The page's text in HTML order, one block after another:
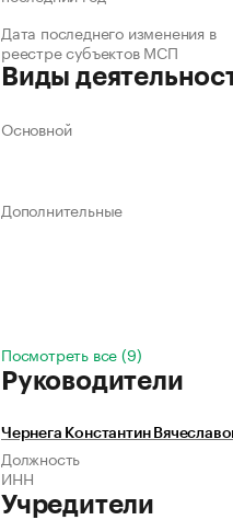
Дата последнего изменения в
реестре субъектов МСП
Виды
Основной
Дополнительные
Посмотреть все (9)
Руководители
Чернега Константин
Должность
ИНН
Учредители